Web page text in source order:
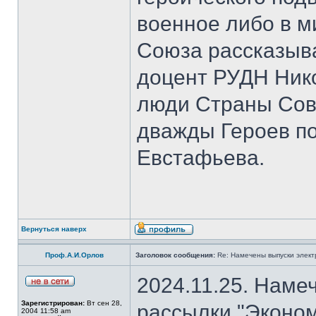
военное либо в
Союза
доцент РУДН
люди Страны
дважды Героев
Евстафьева.
Вернуться наверх
Проф.А.И.Орлов Заголовок сообщения: Re: Намечены выпуски
Зарегистрирован: Вт сен 28,
2004 11:58 am
2024.11.25.